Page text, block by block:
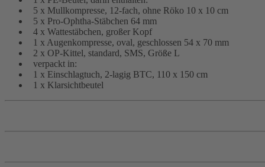
5 x Mullkompresse, 12-fach, ohne Röko 10 x 10 cm
5 x Pro-Ophtha-Stäbchen 64 mm
4 x Wattestäbchen, großer Kopf
1 x Augenkompresse, oval, geschlossen 54 x 70 mm
2 x OP-Kittel, standard, SMS, Größe L
verpackt in:
1 x Einschlagtuch, 2-lagig BTC, 110 x 150 cm
1 x Klarsichtbeutel